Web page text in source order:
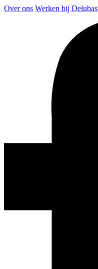
Over ons Werken bij Delubas